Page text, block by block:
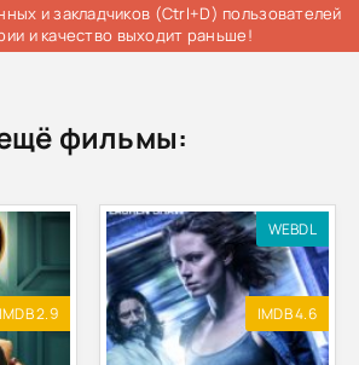
и закладчиков (Ctrl+D) пользователей
и качество выходит раньше!
фильмы:
IMDB 2.9
WEBDL
IMDB 4.6